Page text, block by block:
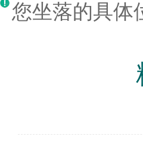
您坐落的具体